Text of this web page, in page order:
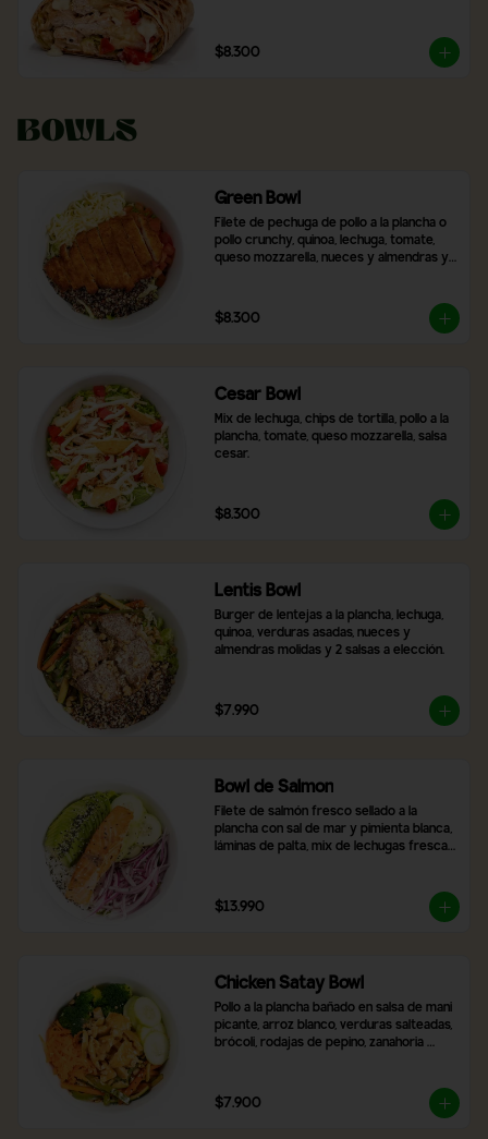
$8.300
Bowls
Green Bowl
Filete de pechuga de pollo a la plancha o
pollo crunchy, quinoa, lechuga, tomate,
queso mozzarella, nueces y almendras y
$8.300
Cesar Bowl
Mix de lechuga, chips de tortilla, pollo a la
plancha, tomate, queso mozzarella, salsa
cesar.
$8.300
Lentis Bowl
Burger de lentejas a la plancha, lechuga,
quinoa, verduras asadas, nueces y
almendras molidas y 2 salsas a elección.
$7.990
Bowl de Salmon
Filete de salmón fresco sellado a la
plancha con sal de mar y pimienta blanca,
láminas de palta, mix de lechugas frescas,
tostado.
$13.990
Chicken Satay Bowl
Pollo a la plancha bañado en salsa de mani
picante, arroz blanco, verduras salteadas,
brócoli, rodajas de pepino, zanahoria
$7.900